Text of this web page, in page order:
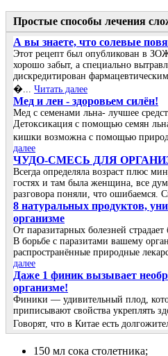
Простые способы лечения
А вы знаете, что солевые
Этот рецепт был опубликован в
хорошо забыт, а специально
дискредитирован
�... Читать далее
Мед и лен - здоровьем силён!
Мед с семенами льна- лучшее
Детоксикация с помощью семян
кишки возможна с помощью
далее
ЧУДО-СМЕСЬ ДЛЯ
Всегда определяла возраст плюс
гостях и там была женщина, все
разговора поняли, что ошибаемся.
8 натуральных продуктов,
организме
От паразитарных болезней страдает
В борьбе с паразитами вашему
распространённые природные
далее
Даже 1 финик вызывает
организме!
Финики — удивительный плод,
приписывают свойства укреплять
Говорят, что в Китае есть
150 мл сока столетника;